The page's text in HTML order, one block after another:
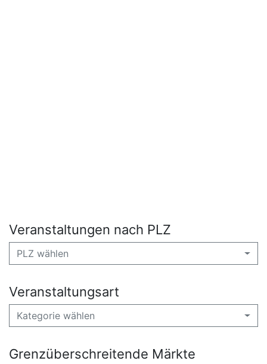
Veranstaltungen nach PLZ
PLZ wählen
Veranstaltungsart
Kategorie wählen
Grenzüberschreitende Märkte